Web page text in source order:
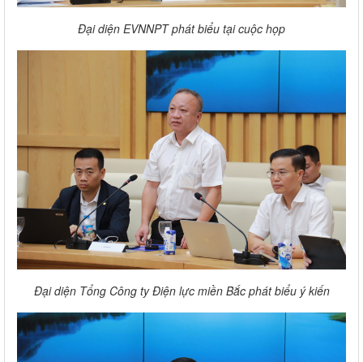
Đại diện EVNNPT phát biểu tại cuộc họp
Đại diện Tổng Công ty Điện lực miền Bắc phát biểu ý kiến